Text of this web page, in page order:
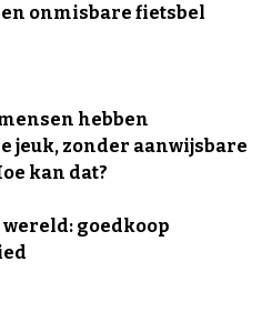
onmisbare fietsbel
hebben
jeuk, zonder aanwijsbare
kan dat?
wereld: goedkoop